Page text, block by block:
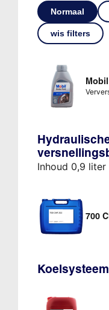
Normaal
wis filters
Inhoud 0,9 liter
700
Koelsysteem